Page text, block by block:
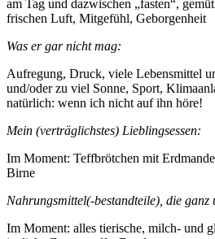
am Tag und dazwischen „fasten“,
frischen Luft, Mitgefühl, Geborgenheit
Was er gar nicht mag:
Aufregung, Druck, viele Lebensmittel
und/oder zu viel Sonne, Sport,
natürlich: wenn ich nicht auf ihn höre!
Mein (verträglichstes) Lieblingsessen:
Im Moment: Teffbrötchen mit
Birne
Nahrungsmittel(-bestandteile), die ganz
Im Moment: alles tierische, milch- und